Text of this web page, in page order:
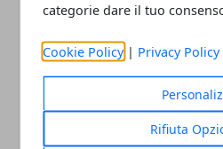
categorie dare il tuo
Cookie Policy | Privacy Policy
Rifiuta
Il professor
Bari: scienza e diritti
dell’identità perduta